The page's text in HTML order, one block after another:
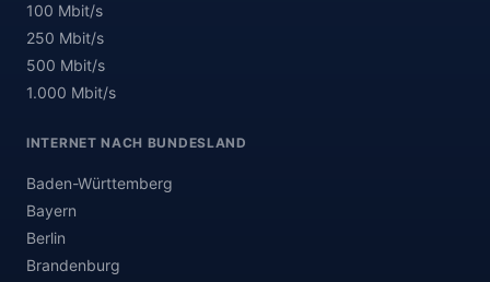
100 Mbit/s
250 Mbit/s
500 Mbit/s
1.000 Mbit/s
INTERNET NACH BUNDESLAND
Baden-Württemberg
Bayern
Berlin
Brandenburg